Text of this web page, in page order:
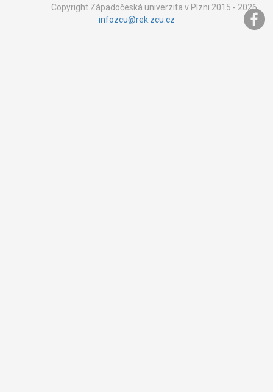
Copyright Západočeská univerzita v Plzni 2015 - 2026,
infozcu@rek.zcu.cz